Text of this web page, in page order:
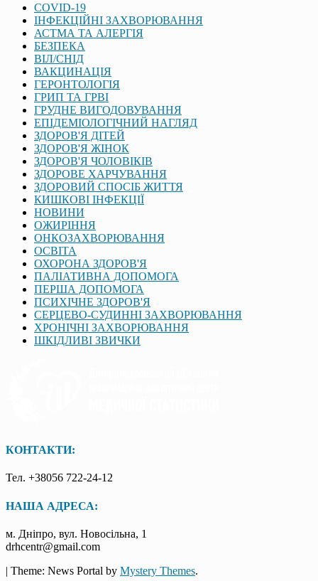
COVID-19
ІНФЕКЦІЙНІ ЗАХВОРЮВАННЯ
АСТМА ТА АЛЕРГІЯ
БЕЗПЕКА
ВІЛ/СНІД
ВАКЦИНАЦІЯ
ГЕРОНТОЛОГІЯ
ГРИП ТА ГРВІ
ГРУДНЕ ВИГОДОВУВАННЯ
ЕПІДЕМІОЛОГІЧНИЙ НАГЛЯД
ЗДОРОВ'Я ДІТЕЙ
ЗДОРОВ'Я ЖІНОК
ЗДОРОВ'Я ЧОЛОВІКІВ
ЗДОРОВЕ ХАРЧУВАННЯ
ЗДОРОВИЙ СПОСІБ ЖИТТЯ
КИШКОВІ ІНФЕКЦІЇ
НОВИНИ
ОЖИРІННЯ
ОНКОЗАХВОРЮВАННЯ
ОСВІТА
ОХОРОНА ЗДОРОВ'Я
ПАЛІАТИВНА ДОПОМОГА
ПЕРША ДОПОМОГА
ПСИХІЧНЕ ЗДОРОВ'Я
СЕРЦЕВО-СУДИННІ ЗАХВОРЮВАННЯ
ХРОНІЧНІ ЗАХВОРЮВАННЯ
ШКІДЛИВІ ЗВИЧКИ
КОНТАКТИ:
Тел. +38056 722-24-12
НАША АДРЕСА:
м. Дніпро, вул. Новосільна, 1
drhcentr@gmail.com
| Theme: News Portal by Mystery Themes.